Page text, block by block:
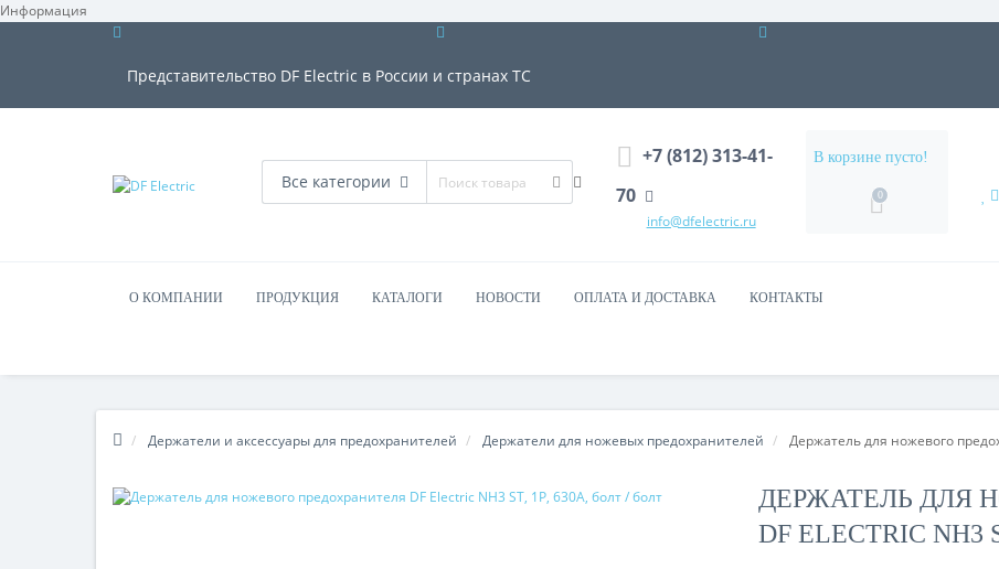
Информация
Представительство DF Electric в России и странах ТС
Все категории
+7 (812) 313-41-
70
info@dfelectric.ru
В корзине пусто!
0
О КОМПАНИИ ПРОДУКЦИЯ КАТАЛОГИ НОВОСТИ ОПЛАТА И ДОСТАВКА КОНТАКТЫ
Держатели и аксессуары для предохранителей Держатели для ножевых предохранителей Держатель для ножевого
ДЕРЖАТЕЛЬ ДЛЯ
DF ELECTRIC NH3